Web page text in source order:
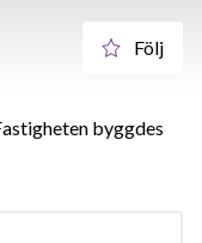
Följ
byggdes